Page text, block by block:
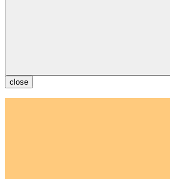
close